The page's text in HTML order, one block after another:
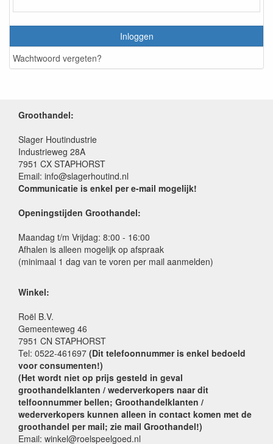
Inloggen
Wachtwoord vergeten?
Groothandel:
Slager Houtindustrie
Industrieweg 28A
7951 CX STAPHORST
Email: info@slagerhoutind.nl
Communicatie is enkel per e-mail mogelijk!
Openingstijden Groothandel:
Maandag t/m Vrijdag: 8:00 - 16:00
Afhalen is alleen mogelijk op afspraak
(minimaal 1 dag van te voren per mail aanmelden)
Winkel:
Roël B.V.
Gemeenteweg 46
7951 CN STAPHORST
Tel: 0522-461697 (Dit telefoonnummer is enkel bedoeld
voor consumenten!)
(Het wordt niet op prijs gesteld in geval
groothandelklanten / wederverkopers naar dit
telfoonnummer bellen; Groothandelklanten /
wederverkopers kunnen alleen in contact komen met de
groothandel per mail; zie mail Groothandel!)
Email: winkel@roelspeelgoed.nl